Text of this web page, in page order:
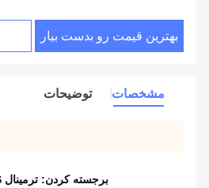
بهترین قیمت رو بدست بیار
مشخصات توضیحات
برجسته کردن: ترمینال POS دستی بی سیم EMV